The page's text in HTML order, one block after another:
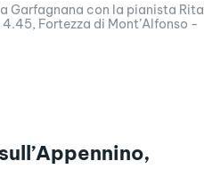
Garfagnana con la pianista Rita
Fortezza di Mont’Alfonso -